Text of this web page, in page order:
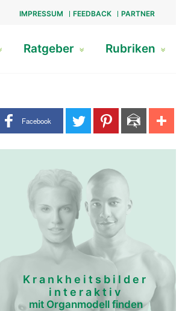
IMPRESSUM FEEDBACK PARTNER
Ratgeber Rubriken
Share buttons
Facebook
Krankheitsbilder
interaktiv
mit Organmodell finden